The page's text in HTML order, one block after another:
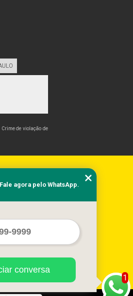
de violação de
1
agora pelo WhatsApp.
conversa